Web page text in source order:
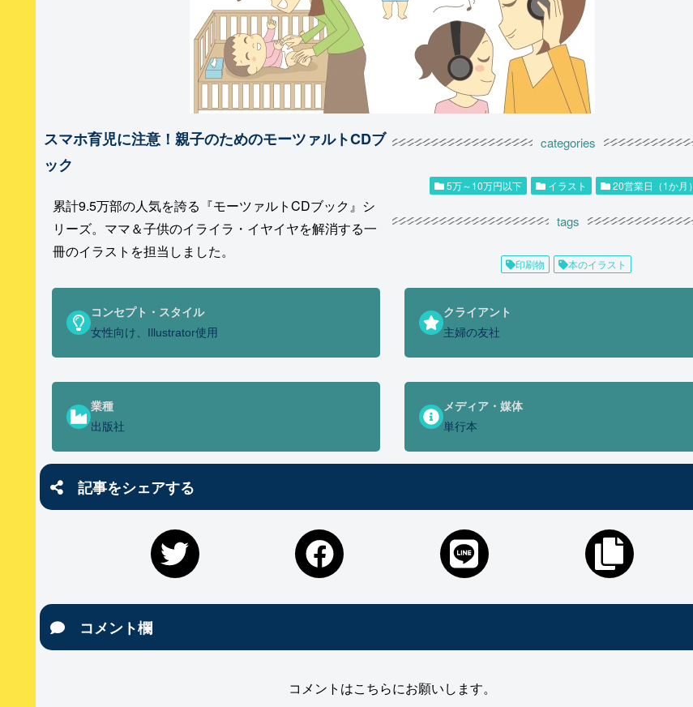
スマホ育児に注意！親子のためのモーツァルトCDブ
ック
累計9.5万部の人気を誇る『モーツァルトCDブック』シ
リーズ。ママ＆子供のイライラ・イヤイヤを解消する一
冊のイラストを担当しました。
categories
5万～10万円以下 イラスト 20営業日（1か月）
tags
印刷物 本のイラスト
コンセプト・スタイル
女性向け、Illustrator使用
業種
出版社
クライアント
主婦の友社
メディア・媒体
単行本
記事をシェアする
コメント欄
コメントはこちらにお願いします。